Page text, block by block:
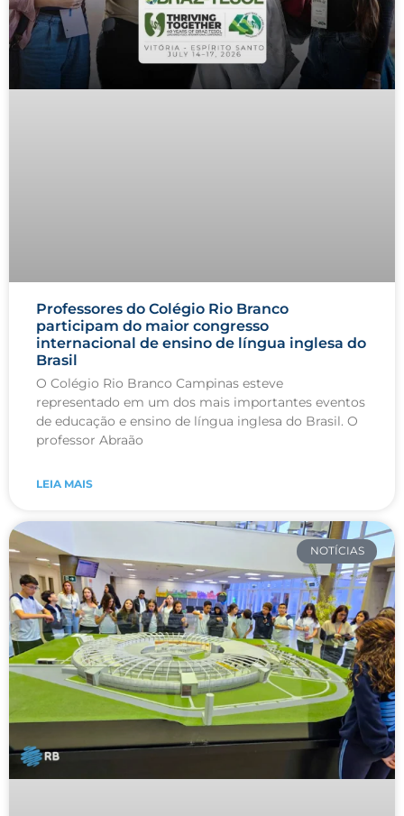
Professores do Colégio Rio Branco
participam do maior congresso
internacional de ensino de língua inglesa do
Brasil
O Colégio Rio Branco Campinas esteve
representado em um dos mais importantes eventos
de educação e ensino de língua inglesa do Brasil. O
professor Abraão
LEIA MAIS
NOTÍCIAS